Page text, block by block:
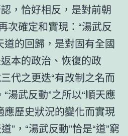
，恰好相反，是對前朝
次確定和實現：“湯武反
道的回歸，是對固有全國
本的政治、恢復的政
代之更迭“有改制之名而
湯武反動”之所以“順天應
應歷史狀況的變化而實現
”，“湯武反動”恰是“道”窮